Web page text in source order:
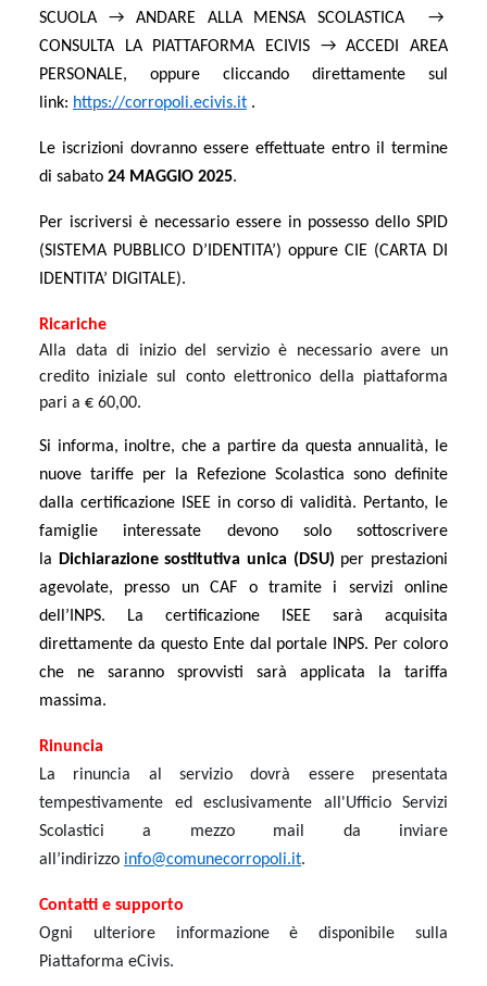
SCUOLA → ANDARE ALLA MENSA SCOLASTICA
→
CONSULTA LA PIATTAFORMA ECIVIS → ACCEDI AREA
PERSONALE, oppure cliccando direttamente sul
link: https://corropoli.ecivis.it .
Le iscrizioni dovranno essere effettuate entro il termine
di sabato 24 MAGGIO 2025.
Per iscriversi è necessario essere in possesso dello SPID
(SISTEMA PUBBLICO D’IDENTITA’) oppure CIE (CARTA DI
IDENTITA’ DIGITALE).
Ricariche
Alla data di inizio del servizio è necessario avere un
credito iniziale sul conto elettronico della piattaforma
pari a € 60,00.
Si informa, inoltre, che a partire da questa annualità, le
nuove tariffe per la Refezione Scolastica sono definite
dalla certificazione ISEE in corso di validità. Pertanto, le
famiglie interessate devono solo sottoscrivere
la
Dichiarazione sostitutiva unica (DSU) per prestazioni
agevolate, presso un CAF o tramite i servizi online
dell’INPS. La certificazione ISEE sarà acquisita
direttamente da questo Ente dal portale INPS. Per coloro
che ne saranno sprovvisti sarà applicata la tariffa
massima.
Rinuncia
La rinuncia al servizio dovrà essere presentata
tempestivamente ed esclusivamente all'Ufficio Servizi
Scolastici a mezzo mail da inviare
all’indirizzo info@comunecorropoli.it.
Contatti e supporto
Ogni ulteriore informazione è disponibile sulla
Piattaforma eCivis.